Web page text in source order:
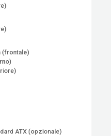
(frontale)
ATX (opzionale)